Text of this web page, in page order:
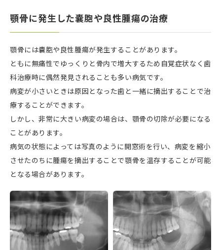
顎骨に発生した嚢胞や良性腫瘍の治療
顎骨には嚢胞や良性腫瘍が発生することがあります。
ともに無痛性でゆっくりと骨内で増大するため自覚症状なく歯
科治療時に偶然発見されることも多い病気です。
病変が小さいときは原因となった歯と一緒に摘出することで治
療することができます。
しかし、非常に大きい病変の場合は、顎骨の切除が必要になる
ことがあります。
病気の状態によっては写真のように開窓術を行い、病変を縮小
させたのちに腫瘍を摘出することで顎骨を温存することが可能
となる場合があります。